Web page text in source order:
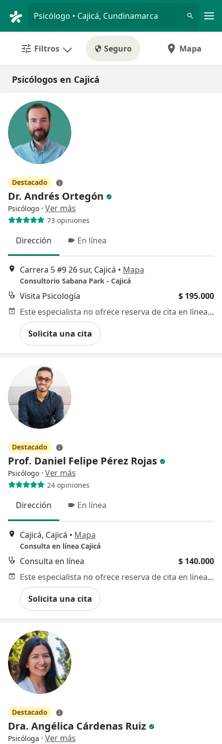
Psicólogo • Cajicá, Cundinamarca
Filtros Seguro Mapa
Psicólogos en Cajicá
Destacado
Dr. Andrés Ortegón
Psicólogo · Ver más
73 opiniones
Dirección En línea
Carrera 5 #9 26 sur, Cajicá • Mapa
Consultorio Sabana Park - Cajicá
Visita Psicología
$ 195.000
Este especialista no ofrece reserva de cita en línea en esta dirección.
Solicita una cita
Destacado
Prof. Daniel Felipe Pérez Rojas
Psicólogo · Ver más
24 opiniones
Dirección En línea
Cajicá, Cajicá • Mapa
Consulta en línea Cajicá
Consulta en línea
$ 140.000
Este especialista no ofrece reserva de cita en línea en esta dirección.
Solicita una cita
Destacado
Dra. Angélica Cárdenas Ruiz
Psicóloga · Ver más